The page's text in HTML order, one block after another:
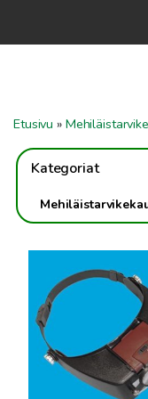
Mehiläistarhaaja
Yhteydenotto
Ohjeet ja vinkit
Etusivu »
Kategoriat
Vahapalvelut
Mehiläistarhaus
Mehiläisten
Mehiläishoitajan
Mehiläisvaha &